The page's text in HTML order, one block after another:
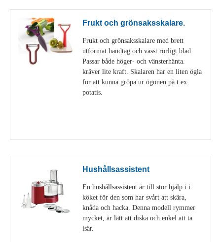
Frukt och grönsaksskalare.
Frukt och grönsaksskalare med brett
utformat handtag och vasst rörligt blad.
Passar både höger- och vänsterhänta.
kräver lite kraft. Skalaren har en liten ögla
för att kunna gröpa ur ögonen på t.ex.
potatis.
Hushållsassistent
En hushållsassistent är till stor hjälp i i
köket för den som har svårt att skära,
knåda och hacka. Denna modell rymmer
mycket, är lätt att diska och enkel att ta
isär.